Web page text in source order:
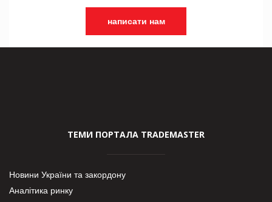
написати нам
ТЕМИ ПОРТАЛА TRADEMASTER
Новини України та закордону
Аналітика ринку